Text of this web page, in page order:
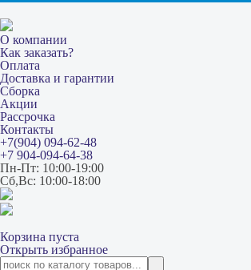
О компании
Как заказать?
Оплата
Доставка и гарантии
Сборка
Акции
Рассрочка
Контакты
+7(904) 094-62-48
+7 904-094-64-38
Пн-Пт: 10:00-19:00
Сб,Вс: 10:00-18:00
Корзина пуста
Открыть избранное